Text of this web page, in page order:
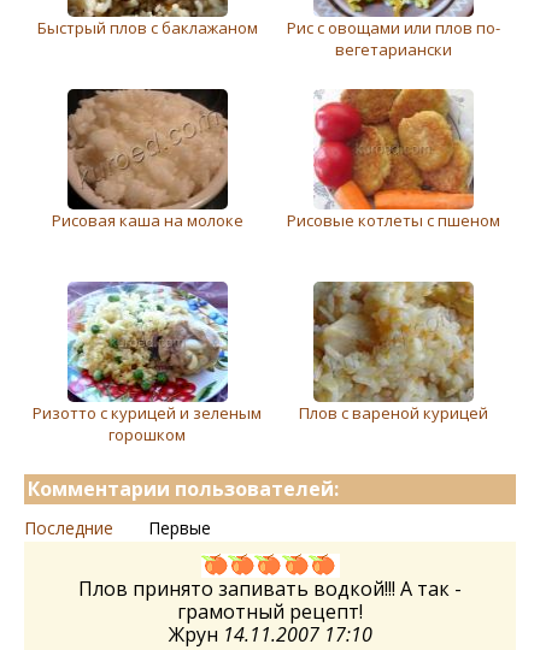
Быстрый плов с баклажаном
Рис с овощами или плов по-
вегетариански
Рисовая каша на молоке Рисовые котлеты с пшеном
Ризотто с курицей и зеленым
горошком
Плов с вареной курицей
Комментарии пользователей:
Последние Первые
Плов принято запивать водкой!!! А так -
грамотный рецепт!
Жрун 14.11.2007 17:10